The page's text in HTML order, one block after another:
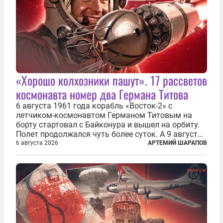
«Хорошо колхозники пашут». 17 рассветов
космонавта номер два Германа Титова
6 августа 1961 года корабль «Восток-2» с
летчиком-космонавтом Германом Титовым на
борту стартовал с Байконура и вышел на орбиту.
Полет продолжался чуть более суток. А 9 августа
второй человек в космосе получил звезду Героя
Советского Союза и орден Ленина. Миссия Титова
зачастую находится несколько...
6 августа 2026 АРТЕМИЙ ШАРАПОВ